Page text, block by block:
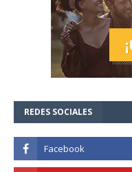
REDES SOCIALES